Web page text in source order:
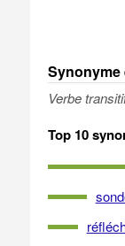
Synonyme
Verbe
Top 10